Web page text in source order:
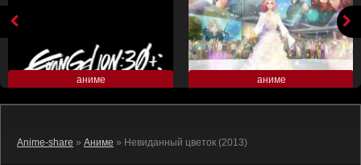
аниме аниме
Anime-share » Аниме » Невиданный цветок (2013)